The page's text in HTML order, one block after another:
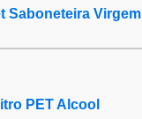
Saboneteira Virgem
PET Alcool